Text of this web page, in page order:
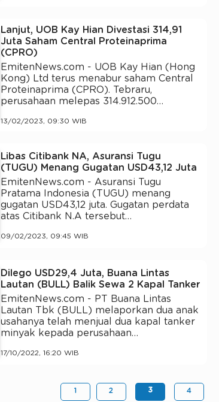
Lanjut, UOB Kay Hian Divestasi 314,91
Juta Saham Central Proteinaprima
(CPRO)
EmitenNews.com - UOB Kay Hian (Hong
Kong) Ltd terus menabur saham Central
Proteinaprima (CPRO). Tebraru,
perusahaan melepas 314.912.500…
13/02/2023, 09:30 WIB
Libas Citibank NA, Asuransi Tugu
(TUGU) Menang Gugatan USD43,12 Juta
EmitenNews.com - Asuransi Tugu
Pratama Indonesia (TUGU) menang
gugatan USD43,12 juta. Gugatan perdata
atas Citibank N.A tersebut…
09/02/2023, 09:45 WIB
Dilego USD29,4 Juta, Buana Lintas
Lautan (BULL) Balik Sewa 2 Kapal Tanker
EmitenNews.com - PT Buana Lintas
Lautan Tbk (BULL) melaporkan dua anak
usahanya telah menjual dua kapal tanker
minyak kepada perusahaan…
17/10/2022, 16:20 WIB
1 2 3 4